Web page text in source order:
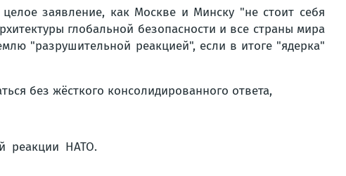
заявление, как Москве и Минску "не стоит себя
глобальной безопасности и все страны мира
"разрушительной реакцией", если в итоге "ядерка"
без жёсткого консолидированного ответа,